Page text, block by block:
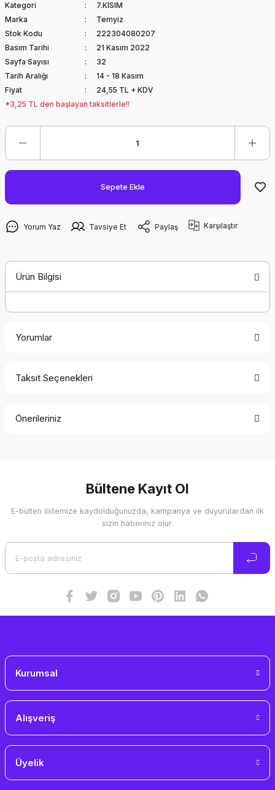
Kategori
7.KISIM
Marka
Temyiz
Stok Kodu
222304080207
Basım Tarihi
21 Kasım 2022
Sayfa Sayısı
32
Tarih Aralığı
14 - 18 Kasım
Fiyat
24,55 TL + KDV
*3,25 TL den başlayan taksitlerle!!
Sepete Ekle
Yorum Yaz Tavsiye Et Paylaş Karşılaştır
Ürün Bilgisi
Yorumlar
Taksit Seçenekleri
Önerileriniz
Görüş ve önerileriniz için teşekkür ederiz.
Ürün resmi kalitesiz, bozuk veya görüntülenemiyor.
Bültene Kayıt Ol
E-bülten listemize kaydolduğunuzda, kampanya ve duyurulardan ilk
sizin haberiniz olur.
Kurumsal
Alışveriş
Üyelik